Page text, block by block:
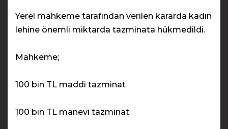
Yerel mahkeme tarafından verilen kararda kadın
lehine önemli miktarda tazminata hükmedildi.
Mahkeme;
100 bin TL maddi tazminat
100 bin TL manevi tazminat